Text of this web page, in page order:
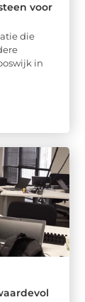
voor
die
in